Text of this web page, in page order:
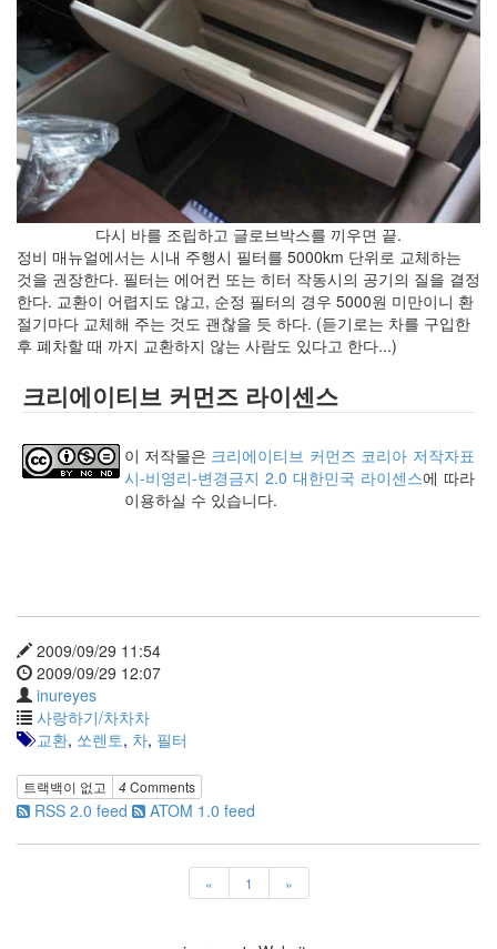
다시 바를 조립하고 글로브박스를 끼우면 끝.
정비 매뉴얼에서는 시내 주행시 필터를 5000km 단위로 교체하는
것을 권장한다. 필터는 에어컨 또는 히터 작동시의 공기의 질을 결정
한다. 교환이 어렵지도 않고, 순정 필터의 경우 5000원 미만이니 환
절기마다 교체해 주는 것도 괜찮을 듯 하다. (듣기로는 차를 구입한
후 폐차할 때 까지 교환하지 않는 사람도 있다고 한다...)
크리에이티브 커먼즈 라이센스
이 저작물은 크리에이티브 커먼즈 코리아 저작자표
시-비영리-변경금지 2.0 대한민국 라이센스에 따라
이용하실 수 있습니다.
2009/09/29 11:54
2009/09/29 12:07
inureyes
사랑하기/차차차
교환, 쏘렌토, 차, 필터
트랙백이 없고 4Comments
RSS 2.0 feed ATOM 1.0 feed
« 1 »
법
오
이
바
(5)
서
울
가
는
길
Art
:
언
어
를
어...
글
기
에
식
일
(3)
삶
에
대
생
각